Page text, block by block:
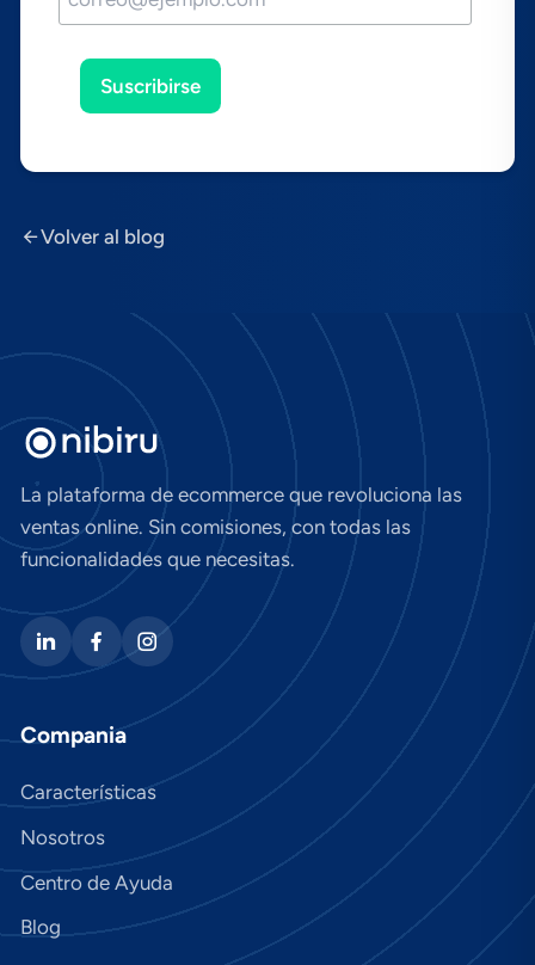
Suscribirse
Volver al blog
La plataforma de ecommerce que revoluciona las
ventas online. Sin comisiones, con todas las
funcionalidades que necesitas.
Compania
Características
Nosotros
Centro de Ayuda
Blog